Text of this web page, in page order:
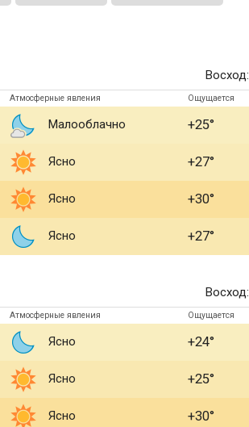
Восход:
Атмосферные явления Ощущается
Малооблачно +25
Ясно +27
Ясно +30
Ясно +27
Восход:
Атмосферные явления Ощущается
Ясно +24
Ясно +25
Ясно +30